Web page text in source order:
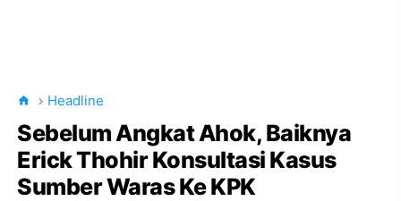
Headline
Sebelum Angkat Ahok, Baiknya
Erick Thohir Konsultasi Kasus
Sumber Waras Ke KPK